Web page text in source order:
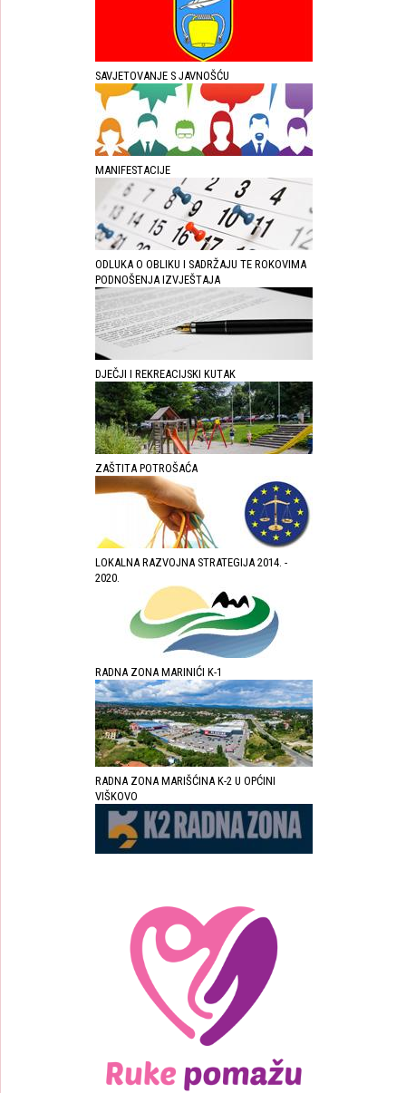
SAVJETOVANJE S JAVNOŠĆU
MANIFESTACIJE
ODLUKA O OBLIKU I SADRŽAJU TE ROKOVIMA
PODNOŠENJA IZVJEŠTAJA
DJEČJI I REKREACIJSKI KUTAK
ZAŠTITA POTROŠAĆA
LOKALNA RAZVOJNA STRATEGIJA 2014. -
2020.
RADNA ZONA MARINIĆI K-1
RADNA ZONA MARIŠĆINA K-2 U OPĆINI
VIŠKOVO